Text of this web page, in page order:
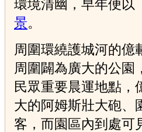
環境清幽，早年便以
景。
周圍環繞護城河的億
周圍闢為廣大的公園
民眾重要晨運地點，
大的阿姆斯壯大砲、
客，而園區內到處可